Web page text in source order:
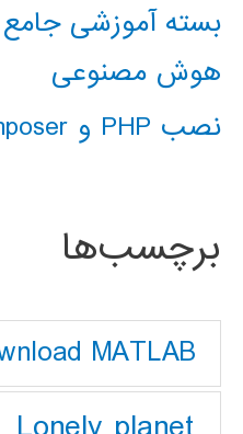
بسته آموزشی
هوش مصنوعی
نصب PHP و composer در ویندوز 10
برچسب‌ها
MATLAB